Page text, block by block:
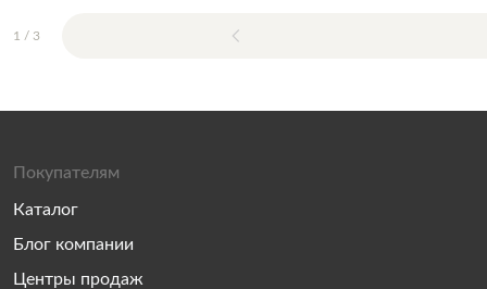
1 / 3
Покупателям
Каталог
Блог компании
Центры продаж